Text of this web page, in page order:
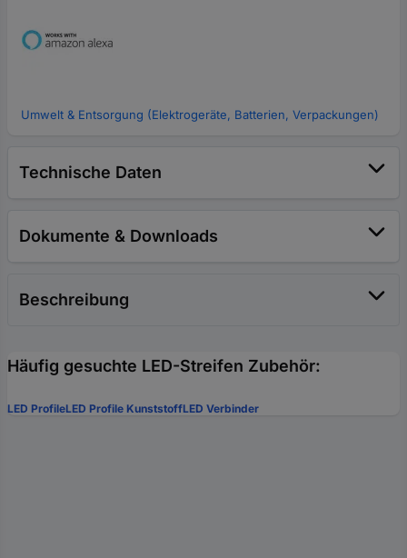
Umwelt & Entsorgung (Elektrogeräte, Batterien, Verpackungen)
Technische Daten
Dokumente & Downloads
Beschreibung
Häufig gesuchte LED-Streifen Zubehör:
LED ProfileLED Profile KunststoffLED Verbinder